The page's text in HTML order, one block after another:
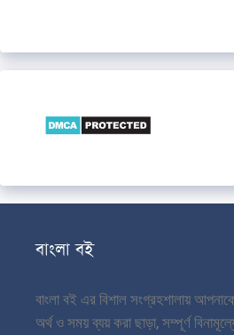
বাংলা বই
বাংলা বই এর বিশাল সংগ্রহশালায়
অর্থ ও সময় ব্যয় করা ছাড়া, সম্পূর্ণ